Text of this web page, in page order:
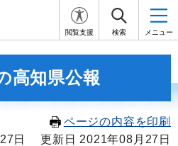
閲覧支援 検索 メニュー
高知県公報
ページの内容を印刷
日
更新日 2021年08月27日